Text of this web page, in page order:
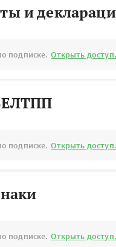
и
подписке. Открыть доступ.
подписке. Открыть доступ.
подписке. Открыть доступ.